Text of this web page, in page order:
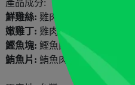
產品成分:
鮮雞絲: 雞肉、雞高湯
嫩雞丁: 雞肉、雞高湯
鰹魚塊: 鰹魚肉、魚高湯
鮪魚片: 鮪魚肉、魚高湯